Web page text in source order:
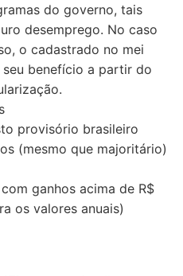
do governo, tais
desemprego. No caso
o cadastrado no mei
benefício a partir do
provisório brasileiro
(mesmo que majoritário)
ganhos acima de R$
os valores anuais)